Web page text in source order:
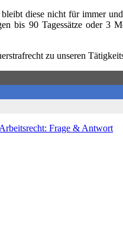
diese nicht für immer
bis 90 Tagessätze oder
zu unseren
Frage & Antwort